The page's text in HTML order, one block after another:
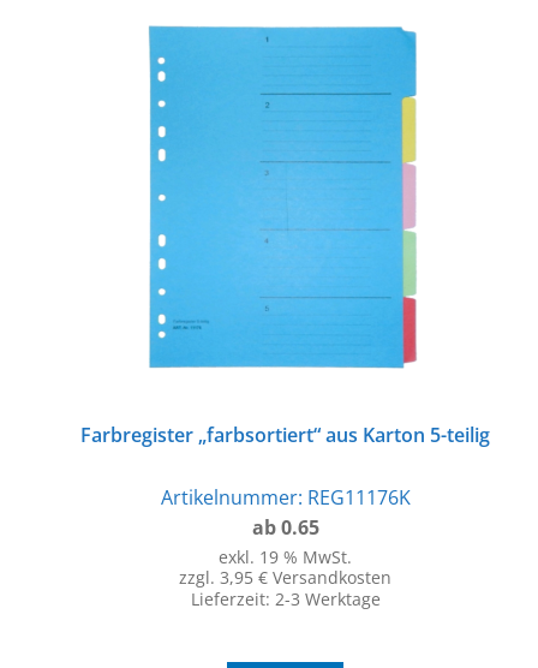
Farbregister „farbsortiert“ aus Karton 5-teilig
Artikelnummer: REG11176K
ab 0.65
exkl. 19 % MwSt.
zzgl. 3,95 € Versandkosten
Lieferzeit: 2-3 Werktage